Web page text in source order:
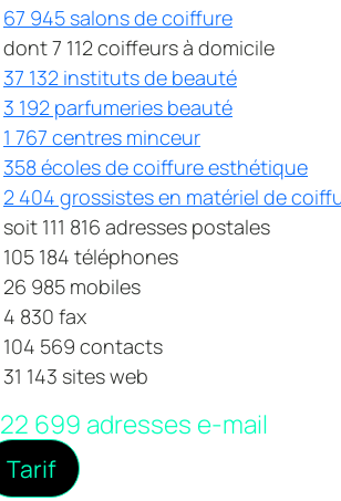
67 945 salons de coiffure
dont 7 112 coiffeurs à domicile
37 132 instituts de beauté
3 192 parfumeries beauté
1 767 centres minceur
358 écoles de coiffure esthétique
2 404 grossistes en matériel de
soit 111 816 adresses postales
105 184 téléphones
26 985 mobiles
4 830 fax
104 569 contacts
31 143 sites web
22 699 adresses e-mail
Tarif